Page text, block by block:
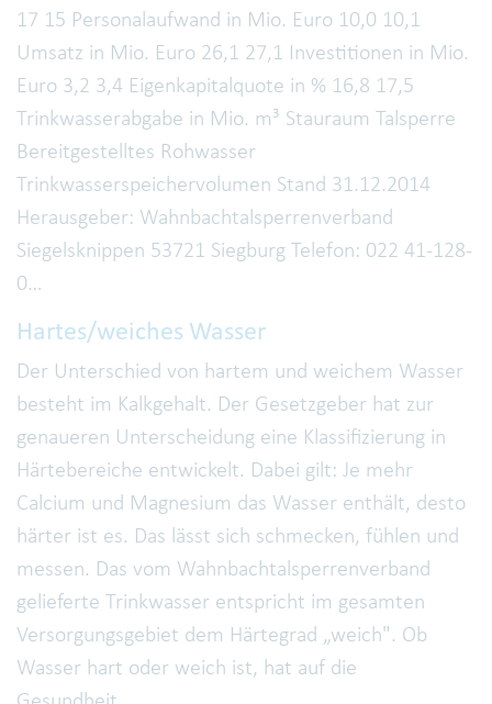
17 15 Personalaufwand in Mio. Euro 10,0 10,1
Umsatz in Mio. Euro 26,1 27,1 Investitionen in Mio.
Euro 3,2 3,4 Eigenkapitalquote in % 16,8 17,5
Trinkwasserabgabe in Mio. m³ Stauraum Talsperre
Bereitgestelltes Rohwasser
Trinkwasserspeichervolumen Stand 31.12.2014
Herausgeber: Wahnbachtalsperrenverband
Siegelsknippen 53721 Siegburg Telefon: 022 41-128-
0…
Hartes/weiches Wasser
Der Unterschied von hartem und weichem Wasser
besteht im Kalkgehalt. Der Gesetzgeber hat zur
genaueren Unterscheidung eine Klassifizierung in
Härtebereiche entwickelt. Dabei gilt: Je mehr
Calcium und Magnesium das Wasser enthält, desto
härter ist es. Das lässt sich schmecken, fühlen und
messen. Das vom Wahnbachtalsperrenverband
gelieferte Trinkwasser entspricht im gesamten
Versorgungsgebiet dem Härtegrad „weich". Ob
Wasser hart oder weich ist, hat auf die